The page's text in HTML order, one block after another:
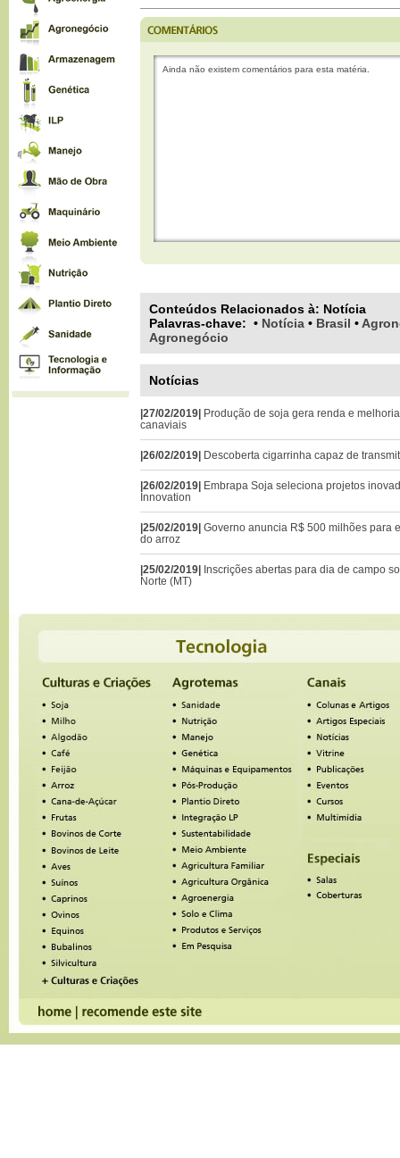
Ainda não existem comentários para esta matéria.
Conteúdos Relacionados à: Notícia
Palavras-chave: • Notícia • Brasil •
Agronegócio
Notícias
|27/02/2019| Produção de soja gera renda e
canaviais
|26/02/2019| Descoberta cigarrinha capaz de
|26/02/2019| Embrapa Soja seleciona projetos
Innovation
|25/02/2019| Governo anuncia R$ 500 milhões para
do arroz
|25/02/2019| Inscrições abertas para dia de campo
Norte (MT)